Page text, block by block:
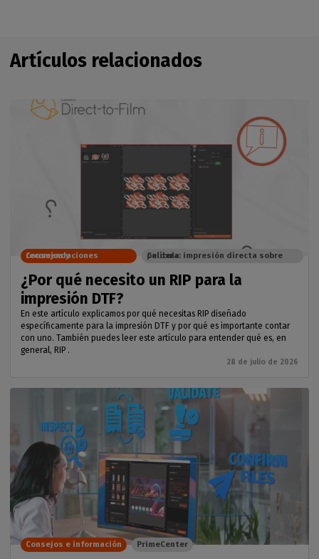
Artículos relacionados
¿Por qué necesito un RIP para la
impresión DTF?
En este artículo explicamos por qué necesitas RIP diseñado
específicamente para la impresión DTF y por qué es importante contar
con uno. También puedes leer este artículo para entender qué es, en
general, RIP .
28 de julio de 2026
Consejos y recomendaciones Caldera: impresión directa sobre película
Consejos e información PrimeCenter